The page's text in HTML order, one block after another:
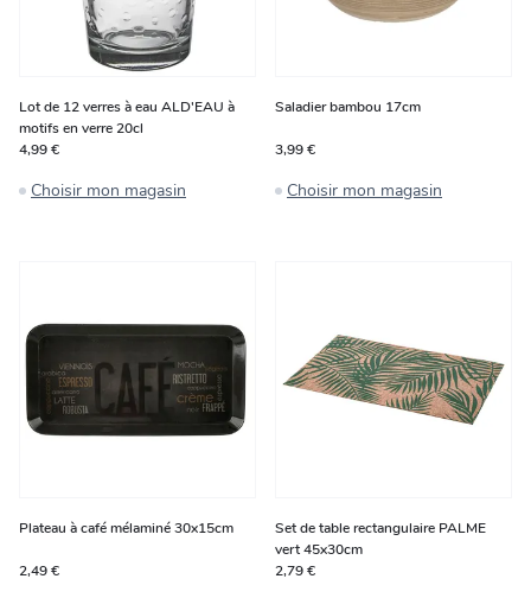
Lot de 12 verres à eau ALD'EAU à
motifs en verre 20cl
4,99 €
Choisir mon magasin
Saladier bambou 17cm
3,99 €
Choisir mon magasin
Plateau à café mélaminé 30x15cm
2,49 €
Set de table rectangulaire PALME
vert 45x30cm
2,79 €